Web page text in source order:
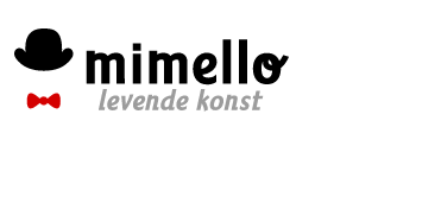
to
content